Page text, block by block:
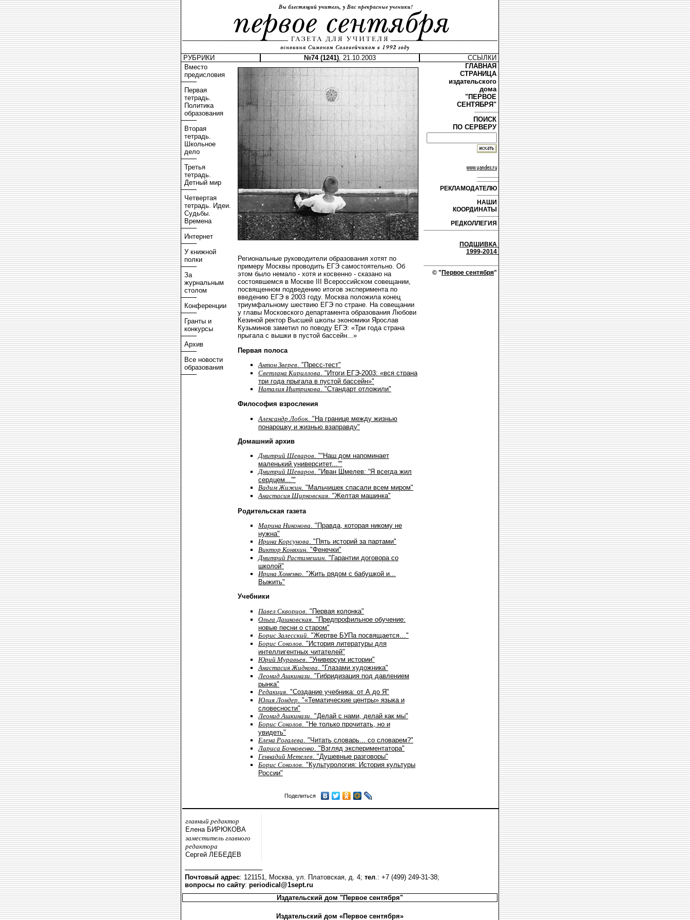
РУБРИКИ №74 (1241), 21.10.2003
ССЫЛКИ
Вместо
предисловия
Первая
тетрадь.
Политика
образования
Вторая
тетрадь.
Школьное
дело
Третья
тетрадь.
Детный мир
Четвертая
тетрадь. Идеи.
Судьбы.
Времена
Интернет
У книжной
полки
За
журнальным
столом
Конференции
Гранты и
конкурсы
Архив
Все новости
образования
Региональные руководители образования хотят по
примеру Москвы проводить ЕГЭ самостоятельно. Об
этом было немало - хотя и косвенно - сказано на
состоявшемся в Москве III Всероссийском совещании,
посвященном подведению итогов эксперимента по
введению ЕГЭ в 2003 году. Москва положила конец
триумфальному шествию ЕГЭ по стране. На совещании
у главы Московского департамента образования Любови
Кезиной ректор Высшей школы экономики Ярослав
Кузьминов заметил по поводу ЕГЭ: «Три года страна
прыгала с вышки в пустой бассейн...»
Первая полоса
Антон Зверев . "Пресс-тест"
Светлана Кириллова . "Итоги ЕГЭ-2003: «вся страна
три года прыгала в пустой бассейн»"
Наталия Иштрикова . "Стандарт отложили"
Философия взросления
Александр Лобок . "На границе между жизнью
понарошку и жизнью взаправду"
Домашний архив
Дмитрий Шеваров. "“Наш дом напоминает
маленький университет...”"
Дмитрий Шеваров. "Иван Шмелев: “Я всегда жил
сердцем...”"
Вадим Жижин. "Мальчишек спасали всем миром"
Анастасия Щирковская. "Желтая машинка"
Родительская газета
Марина Никонова . "Правда, которая никому не
нужна"
Ирина Корсунова . "Пять историй за партами"
Виктор Коняхин . "Фенечки"
Дмитрий Растимешин . "Гарантии договора со
школой"
Ирина Хоменко . "Жить рядом с бабушкой и...
Выжить"
Учебники
Павел Скворцов . "Первая колонка"
Ольга Дашковская . "Предпрофильное обучение:
новые песни о старом"
Борис Залесский . "Жертве БУПа посвящается…"
Борис Соколов . "История литературы для
интеллигентных читателей"
Юрий Муравьев . "Универсум истории"
Анастасия Жидкова . "Глазами художника"
Леонид Ашкинази . "Гибридизация под давлением
рынка"
Редакция . "Создание учебника: от А до Я"
Юлия Лондер . "«Тематические центры» языка и
словесности"
Леонид Ашкинази . "Делай с нами, делай как мы"
Борис Соколов . "Не только прочитать, но и
увидеть"
Елена Рогалева . "Читать словарь... со словарем?"
Лариса Бочковенко . "Взгляд экспериментатора"
Геннадий Метелев . "Душевные разговоры"
Борис Соколов . "Культурология: История культуры
России"
Поделиться
ГЛАВНАЯ
СТРАНИЦА
издательского
дома
"ПЕРВОЕ
СЕНТЯБРЯ"
ПОИСК
ПО СЕРВЕРУ
РЕКЛАМОДАТЕЛЮ
НАШИ
КООРДИНАТЫ
РЕДКОЛЛЕГИЯ
ПОДШИВКА
1999-2014
© " Первое сентября"
главный редактор
Елена БИРЮКОВА
заместитель главного
редактора
Сергей ЛЕБЕДЕВ
Почтовый адрес: 121151, Москва, ул. Платовская, д. 4; тел.: +7 (499) 249-31-38;
вопросы по сайту: periodical@1sept.ru
Издательский дом "Первое сентября"
Издательский дом «Первое сентября»